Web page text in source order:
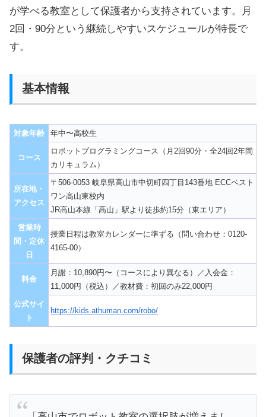
が学べる教室として保護者から支持されています。月
2回・90分という継続しやすいスケジュールが特長で
す。
基本情報
対象年齢 年中〜高校生
コース
ロボットプログラミングコース（月2回90分・全24回2年間
カリキュラム）
所在地・
アクセス
〒506-0053 岐阜県高山市中切町四丁目143番地 ECCベスト
ワン高山東校内
JR高山本線「高山」駅より徒歩約15分（東エリア）
営業時
間・定休
日
授業日程は教室カレンダーに準ずる（問い合わせ：0120-
4165-00）
料金
月謝：10,890円〜（コースにより異なる）／入会金：
11,000円（税込）／教材費：初回のみ22,000円
公式サイ
ト
https://kids.athuman.com/robo/
保護者の評判・クチコミ